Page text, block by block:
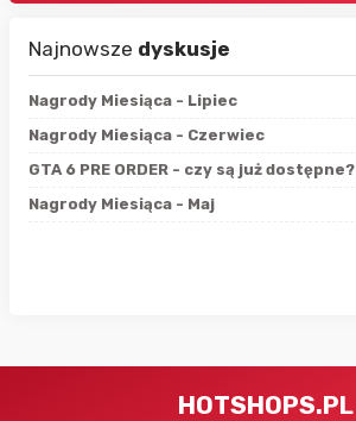
Najnowsze dyskusje
Nagrody Miesiąca - Lipiec
Nagrody Miesiąca - Czerwiec
GTA 6 PRE ORDER - czy są już dostępne?
Nagrody Miesiąca - Maj
HOTSHOPS.PL